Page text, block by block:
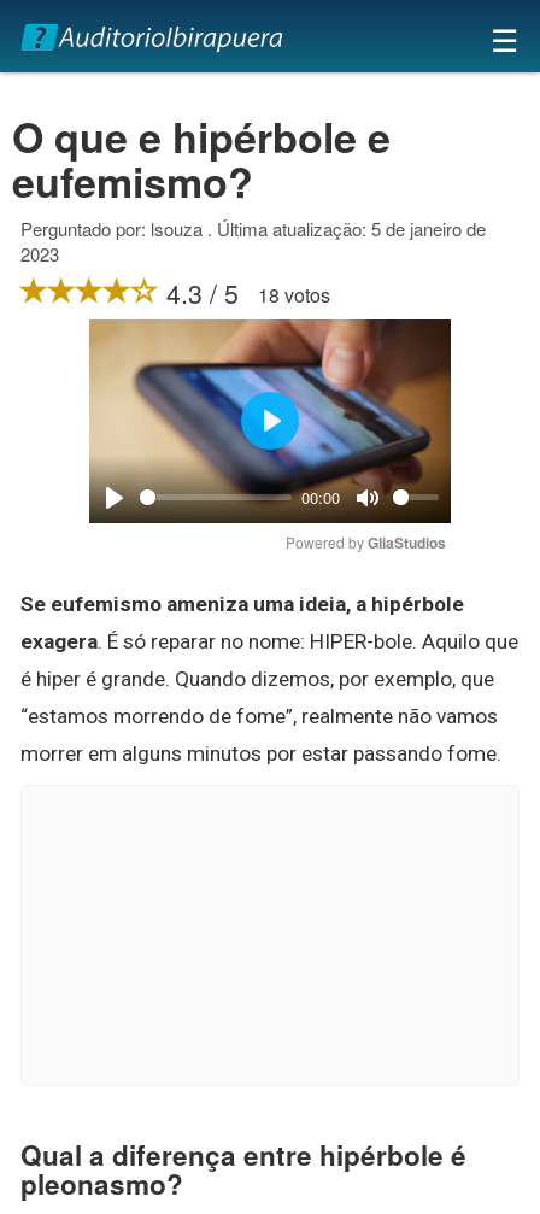
×
☰
O que e hipérbole e
eufemismo?
Perguntado por: lsouza . Última atualização: 5 de janeiro de
2023
4.3 / 5 18 votos
Play
00:00
Mute
Play
Powered by GliaStudios
Se eufemismo ameniza uma ideia, a hipérbole
exagera. É só reparar no nome: HIPER-bole. Aquilo que
é hiper é grande. Quando dizemos, por exemplo, que
“estamos morrendo de fome”, realmente não vamos
morrer em alguns minutos por estar passando fome.
Qual a diferença entre hipérbole é
pleonasmo?